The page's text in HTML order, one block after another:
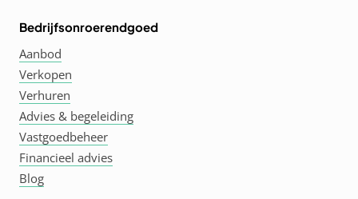
Bedrijfsonroerendgoed
Aanbod
Verkopen
Verhuren
Advies & begeleiding
Vastgoedbeheer
Financieel advies
Blog